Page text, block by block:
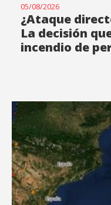
05/08/2026
¿Ataque
La decisión
incendio de